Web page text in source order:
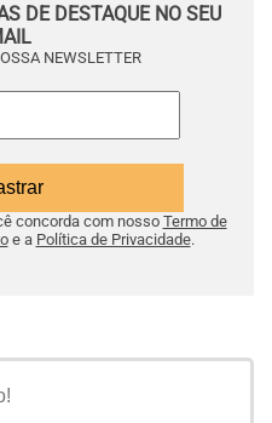
DE DESTAQUE NO SEU
NEWSLETTER
concorda com nosso Termo de
e a Política de Privacidade.